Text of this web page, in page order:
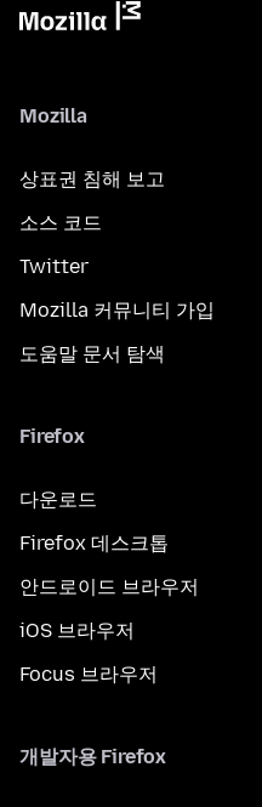
Mozilla
상표권 침해 보고
소스 코드
Twitter
Mozilla 커뮤니티 가입
도움말 문서 탐색
Firefox
다운로드
Firefox 데스크톱
안드로이드 브라우저
iOS 브라우저
Focus 브라우저
개발자용 Firefox